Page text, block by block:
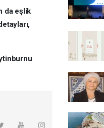
da eşlik